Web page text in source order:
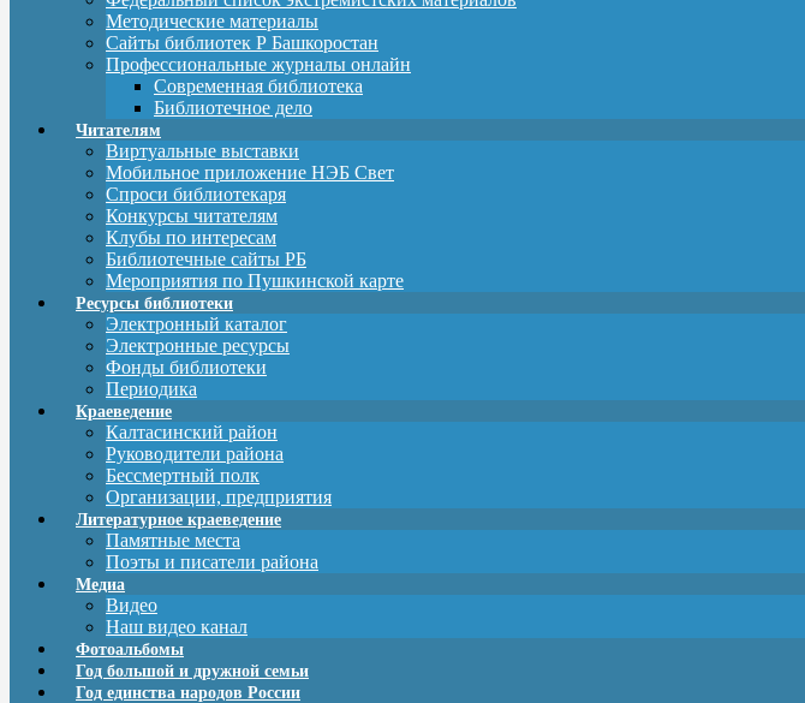
Методические материалы
Сайты библиотек Р Башкоростан
Профессиональные журналы онлайн
Современная библиотека
Библиотечное дело
Читателям
Виртуальные выставки
Мобильное приложение НЭБ Свет
Спроси библиотекаря
Конкурсы читателям
Клубы по интересам
Библиотечные сайты РБ
Мероприятия по Пушкинской карте
Ресурсы библиотеки
Электронный каталог
Электронные ресурсы
Фонды библиотеки
Периодика
Краеведение
Калтасинский район
Руководители района
Бессмертный полк
Организации, предприятия
Литературное краеведение
Памятные места
Поэты и писатели района
Медиа
Видео
Наш видео канал
Фотоальбомы
Год большой и дружной семьи
Год единства народов России